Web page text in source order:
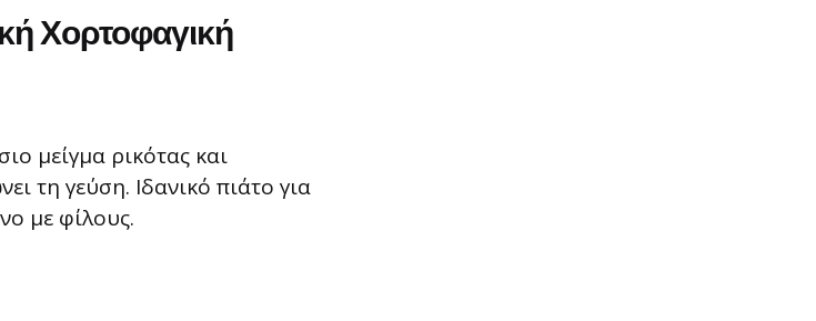
Χορτοφαγική
μείγμα ρικότας και
τη γεύση. Ιδανικό πιάτο για
με φίλους.